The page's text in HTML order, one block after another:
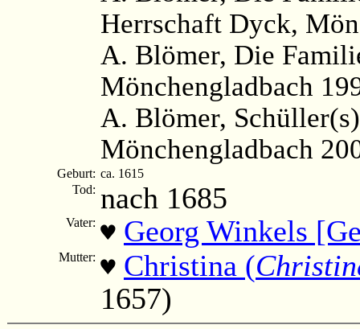
Herrschaft Dyck,
A. Blömer, Die
Mönchengladbach
A. Blömer,
Mönchengladbach
Geburt: ca. 1615
Tod: nach 1685
Vater: ♥ Georg Winkels
Mutter: ♥ Christina (
1657)